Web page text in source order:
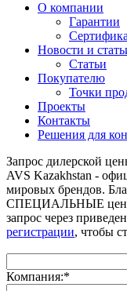
О компании
Гарантии
Новости и
Статьи
Покупателю
Точки
Проекты
Контакты
Решения для
Запрос дилерской
AVS Kazakhstan -
мировых брендов.
СПЕЦИАЛЬНЫЕ цены
запрос через
регистрации, чтобы
Компания:*